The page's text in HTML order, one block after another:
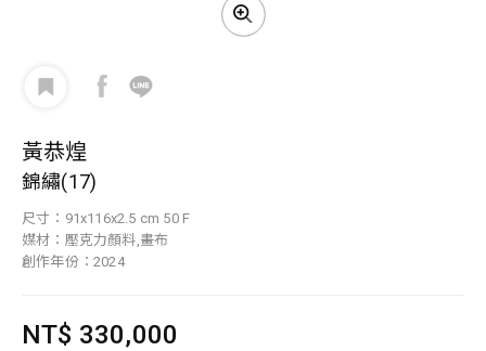
黃恭煌
錦繡(17)
尺寸：91x116x2.5 cm 50 F
媒材：壓克力顏料,畫布
創作年份：2024
NT$ 330,000